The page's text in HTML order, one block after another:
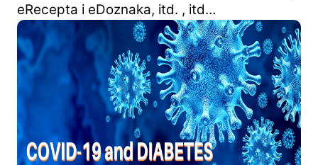
eRecepta i eDoznaka, itd. , itd…